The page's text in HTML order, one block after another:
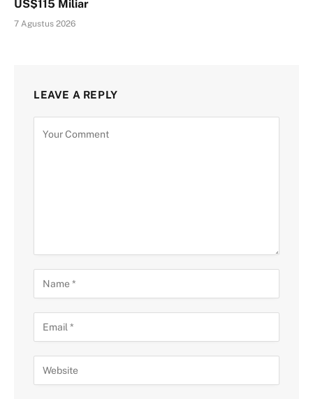
US$115 Miliar
7 Agustus 2026
LEAVE A REPLY